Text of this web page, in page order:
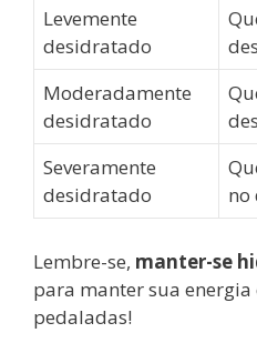
Levemente
desidratado
Moderadamente
desidratado
Severamente
desidratado
no
Lembre-se, manter-se
para manter sua
pedaladas!